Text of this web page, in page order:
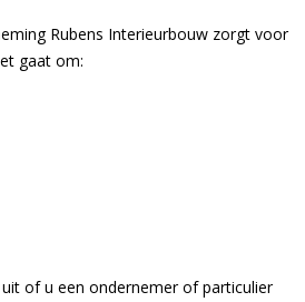
Rubens Interieurbouw zorgt voor
gaat om:
of u een ondernemer of particulier